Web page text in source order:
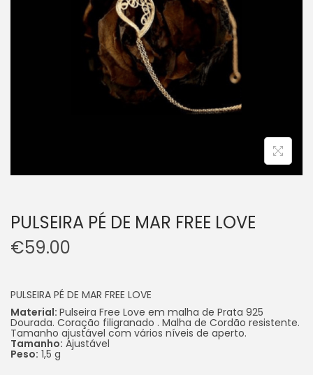
PULSEIRA PÉ DE MAR FREE LOVE
€59.00
PULSEIRA PÉ DE MAR FREE LOVE
Material: Pulseira Free Love em malha de Prata 925
Dourada. Coração filigranado . Malha de Cordão resistente.
Tamanho ajustável com vários níveis de aperto.
Tamanho: Ajustável
Peso: 1,5 g